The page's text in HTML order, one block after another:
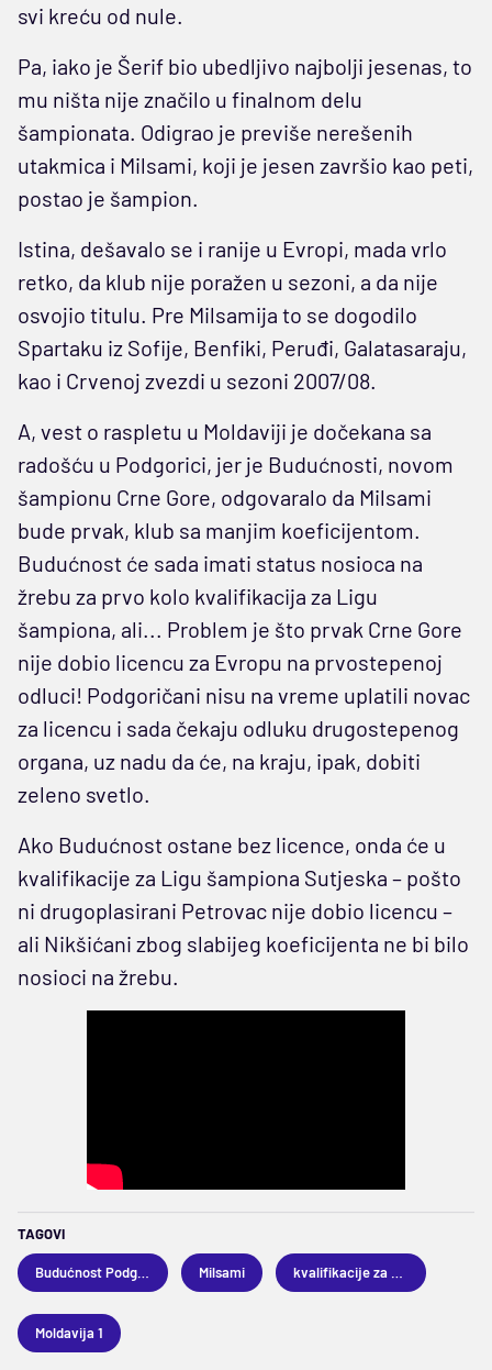
svi kreću od nule.
Pa, iako je Šerif bio ubedljivo najbolji jesenas, to
mu ništa nije značilo u finalnom delu
šampionata. Odigrao je previše nerešenih
utakmica i Milsami, koji je jesen završio kao peti,
postao je šampion.
Istina, dešavalo se i ranije u Evropi, mada vrlo
retko, da klub nije poražen u sezoni, a da nije
osvojio titulu. Pre Milsamija to se dogodilo
Spartaku iz Sofije, Benfiki, Peruđi, Galatasaraju,
kao i Crvenoj zvezdi u sezoni 2007/08.
A, vest o raspletu u Moldaviji je dočekana sa
radošću u Podgorici, jer je Budućnosti, novom
šampionu Crne Gore, odgovaralo da Milsami
bude prvak, klub sa manjim koeficijentom.
Budućnost će sada imati status nosioca na
žrebu za prvo kolo kvalifikacija za Ligu
šampiona, ali... Problem je što prvak Crne Gore
nije dobio licencu za Evropu na prvostepenoj
odluci! Podgoričani nisu na vreme uplatili novac
za licencu i sada čekaju odluku drugostepenog
organa, uz nadu da će, na kraju, ipak, dobiti
zeleno svetlo.
Ako Budućnost ostane bez licence, onda će u
kvalifikacije za Ligu šampiona Sutjeska – pošto
ni drugoplasirani Petrovac nije dobio licencu –
ali Nikšićani zbog slabijeg koeficijenta ne bi bilo
nosioci na žrebu.
TAGOVI
Milsami
Moldavija 1